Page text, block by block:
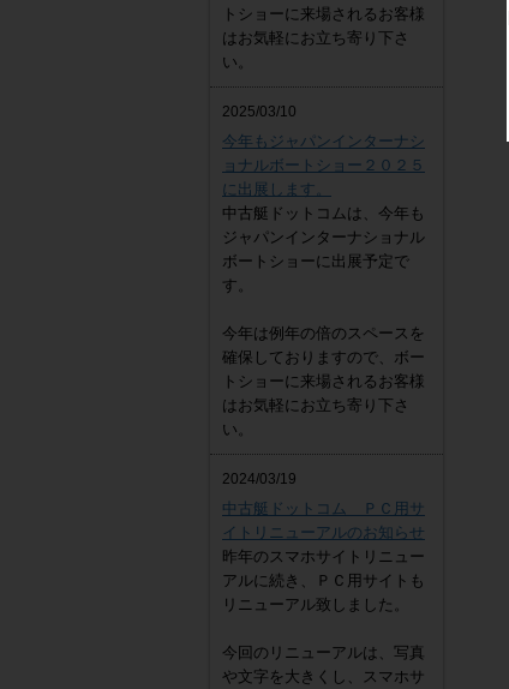
トショーに来場されるお客様
はお気軽にお立ち寄り下さ
い。
2025/03/10
今年もジャパンインターナシ
ョナルボートショー２０２５
に出展します。
中古艇ドットコムは、今年も
ジャパンインターナショナル
ボートショーに出展予定で
す。
今年は例年の倍のスペースを
確保しておりますので、ボー
トショーに来場されるお客様
はお気軽にお立ち寄り下さ
い。
2024/03/19
中古艇ドットコム ＰＣ用サ
イトリニューアルのお知らせ
昨年のスマホサイトリニュー
アルに続き、ＰＣ用サイトも
リニューアル致しました。
今回のリニューアルは、写真
や文字を大きくし、スマホサ